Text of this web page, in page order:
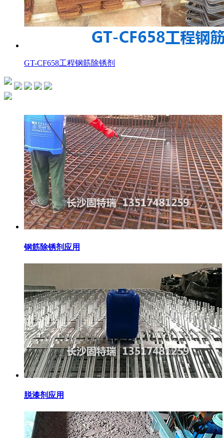
GT-CF658工程钢筋除锈剂
钢筋除锈剂应用
脱漆剂应用